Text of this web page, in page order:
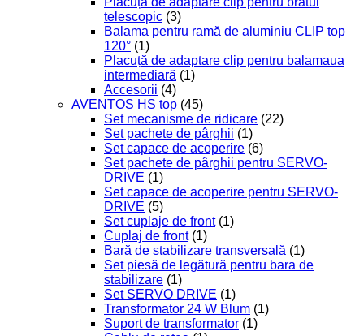
telescopic (3)
Balama pentru ramă de aluminiu CLIP top
120° (1)
Placuță de adaptare clip pentru balamaua
intermediară (1)
Accesorii (4)
AVENTOS HS top (45)
Set mecanisme de ridicare (22)
Set pachete de pârghii (1)
Set capace de acoperire (6)
Set pachete de pârghii pentru SERVO-
DRIVE (1)
Set capace de acoperire pentru SERVO-
DRIVE (5)
Set cuplaje de front (1)
Cuplaj de front (1)
Bară de stabilizare transversală (1)
Set piesă de legătură pentru bara de
stabilizare (1)
Set SERVO DRIVE (1)
Transformator 24 W Blum (1)
Suport de transformator (1)